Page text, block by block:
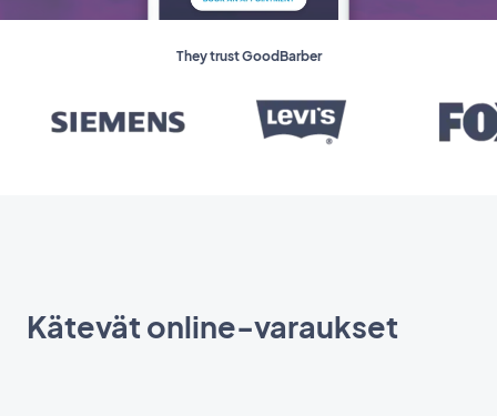
They trust GoodBarber
Kätevät online-varaukset